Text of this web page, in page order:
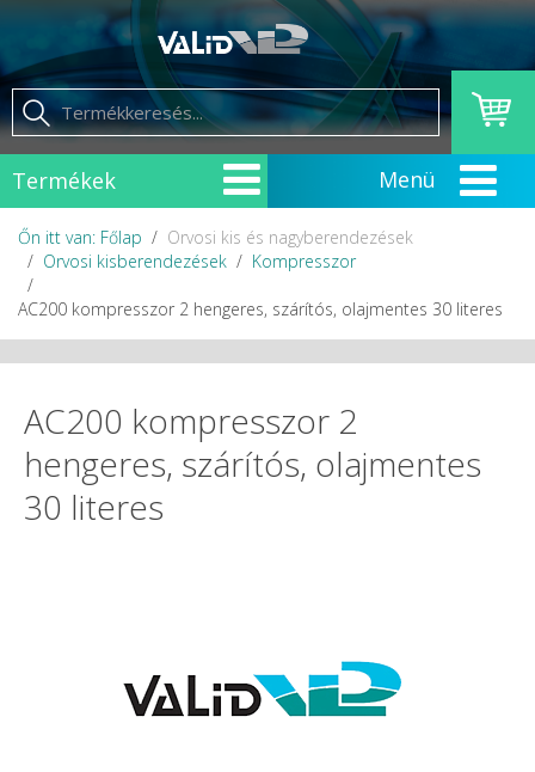
Termékek
Őn itt van: Főlap
Orvosi kis és nagyberendezések
Orvosi kisberendezések
Kompresszor
AC200 kompresszor 2 hengeres, szárítós, olajmentes 30 literes
AC200 kompresszor 2
hengeres, szárítós, olajmentes
30 literes